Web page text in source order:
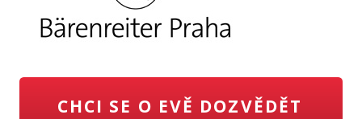
CHCI SE O EVĚ DOZVĚDĚT